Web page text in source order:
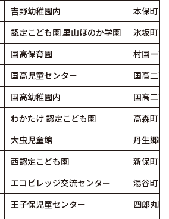
吉野幼稚園内
本保町
認定こども園 里山ほのか学園
氷坂町
国高保育園
村国一
国高児童センター
国高二
国高幼稚園内
国高二
わかたけ 認定こども園
高森町
大虫児童館
丹生郷
西認定こども園
新保町
エコビレッジ交流センター
湯谷町
王子保児童センター
四郎丸